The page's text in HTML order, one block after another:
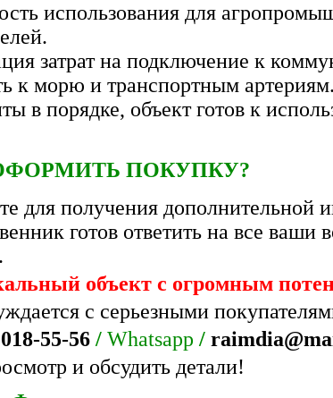
использования для
затрат на подключение к
к морю и транспортным артериям.
в порядке, объект готов к
ПОКУПКУ?
для получения
готов ответить на все ваши
объект с огромным
с серьезными
55-56 / Whatsapp /
и обсудить детали!